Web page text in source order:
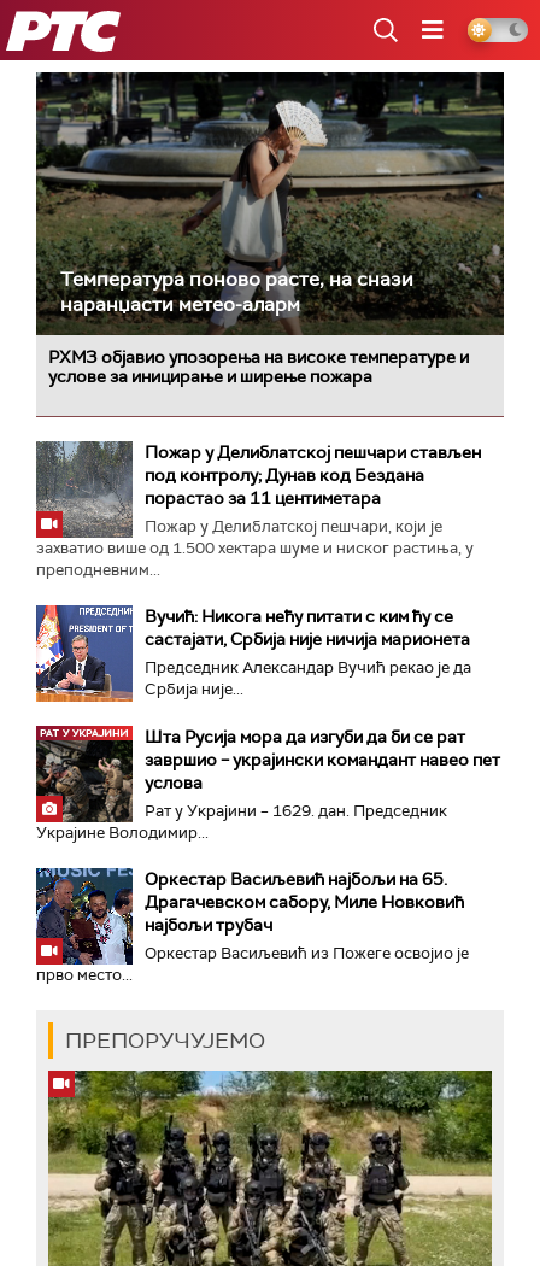
РТС
Температура поново расте, на снази
наранџасти метео-аларм
РХМЗ објавио упозорења на високе температуре и
услове за иницирање и ширење пожара
Пожар у Делиблатској пешчари стављен
под контролу; Дунав код Бездана
порастао за 11 центиметара
Пожар у Делиблатској пешчари, који је
захватио више од 1.500 хектара шуме и ниског растиња, у
преподневним...
Вучић: Никога нећу питати с ким ћу се
састајати, Србија није ничија марионета
Председник Александар Вучић рекао је да
Србија није...
Шта Русија мора да изгуби да би се рат
завршио – украјински командант навео пет
услова
Рат у Украјини – 1629. дан. Председник
Украјине Володимир...
Оркестар Васиљевић најбољи на 65.
Драгачевском сабору, Миле Новковић
најбољи трубач
Оркестар Васиљевић из Пожеге освојио је
прво место...
ПРЕПОРУЧУЈЕМО